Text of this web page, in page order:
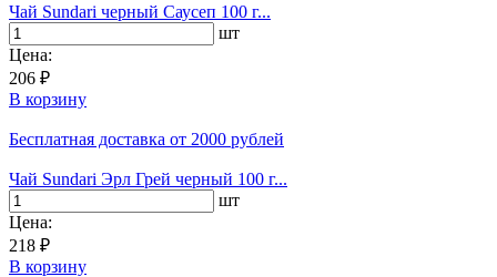
Чай Sundari черный Саусеп 100 г...
шт
Цена:
206 ₽
В корзину
Бесплатная доставка от 2000 рублей
Чай Sundari Эрл Грей черный 100 г...
шт
Цена:
218 ₽
В корзину